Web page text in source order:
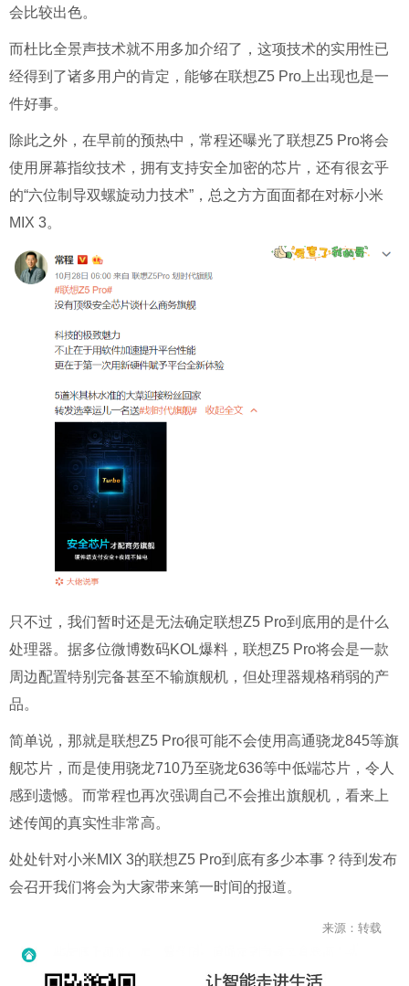
会比较出色。
而杜比全景声技术就不用多加介绍了，这项技术的实用性已
经得到了诸多用户的肯定，能够在联想Z5 Pro上出现也是一
件好事。
除此之外，在早前的预热中，常程还曝光了联想Z5 Pro将会
使用屏幕指纹技术，拥有支持安全加密的芯片，还有很玄乎
的“六位制导双螺旋动力技术”，总之方方面面都在对标小米
MIX 3。
只不过，我们暂时还是无法确定联想Z5 Pro到底用的是什么
处理器。 据多位微博数码KOL爆料，联想Z5 Pro将会是一款
周边配置特别完备甚至不输旗舰机，但处理器规格稍弱的产
品。
简单说，那就是联想Z5 Pro很可能不会使用高通骁龙845等旗
舰芯片，而是使用骁龙710乃至骁龙636等中低端芯片，令人
感到遗憾。而常程也再次强调自己不会推出旗舰机，看来上
述传闻的真实性非常高。
处处针对小米MIX 3的联想Z5 Pro到底有多少本事？待到发布
会召开我们将会为大家带来第一时间的报道。
来源：转载